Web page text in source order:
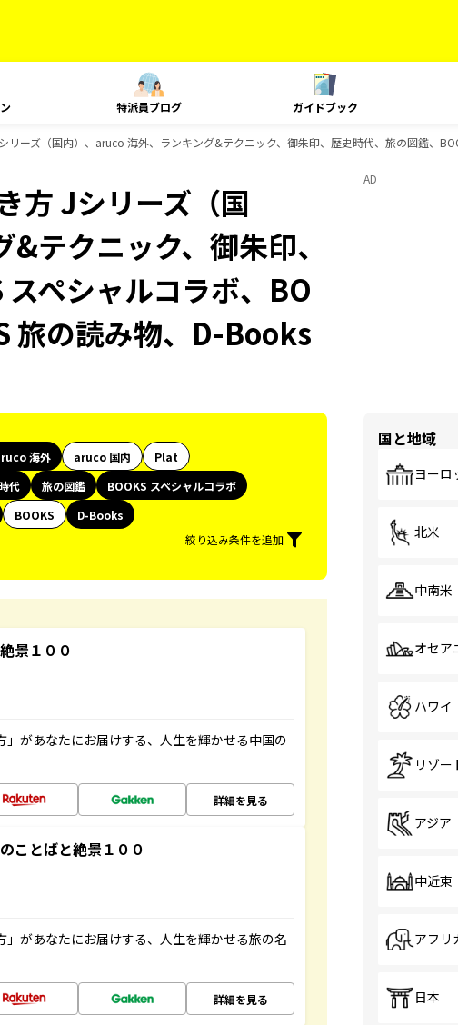
特派員ブログ ガイドブック
リーズ（国内）、aruco 海外、ランキング&テクニック、御朱印、歴史時代、旅の図鑑、
方 Jシリーズ（国
テクニック、御朱印、
ペシャルコラボ、BO
旅の読み物、D-Books
海外 aruco 国内
Plat
代 旅の図鑑
BOOKS スペシャルコラボ
BOOKS
D-Books
絞り込み条件を追加
景１００
があなたにお届けする、人生を輝かせる中国の
詳細を見る
ことばと絶景１００
があなたにお届けする、人生を輝かせる旅の名
詳細を見る
AD
国と地域
ヨーロ
北米
中南米
オセア
ハワイ
リゾー
アジア
中近東
アフリ
日本